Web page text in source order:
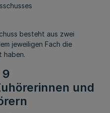
besteht aus zwei
jeweiligen Fach die
haben.
9
und